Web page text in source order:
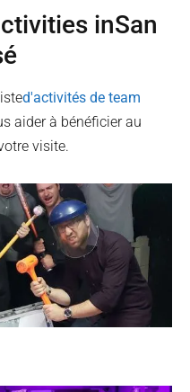
inSan
d'activités de team
aider à bénéficier au
visite.